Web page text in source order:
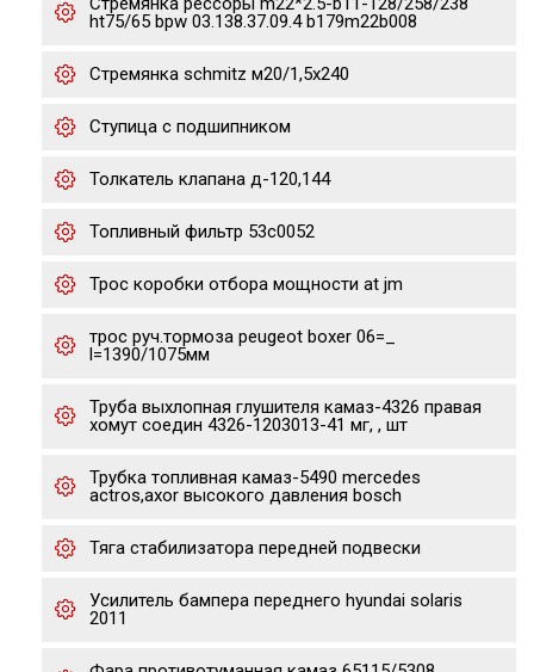
ht75/65 bpw 03.138.37.09.4 b179m22b008
Стремянка schmitz м20/1,5х240
Ступица с подшипником
Толкатель клапана д-120,144
Топливный фильтр 53c0052
Трос коробки отбора мощности at jm
трос руч.тормоза peugeot boxer 06=_
l=1390/1075мм
Труба выхлопная глушителя камаз-4326 правая
хомут соедин 4326-1203013-41 мг, , шт
Трубка топливная камаз-5490 mercedes
actros,axor высокого давления bosch
Тяга стабилизатора передней подвески
Усилитель бампера переднего hyundai solaris
2011